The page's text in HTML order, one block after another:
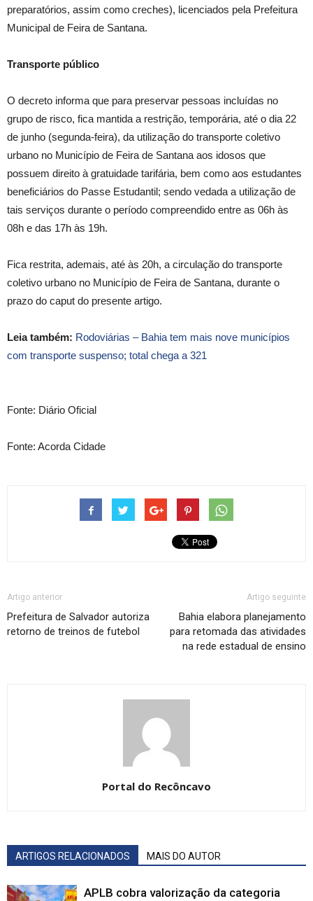
preparatórios, assim como creches), licenciados pela Prefeitura
Municipal de Feira de Santana.
Transporte público
O decreto informa que para preservar pessoas incluídas no
grupo de risco, fica mantida a restrição, temporária, até o dia 22
de junho (segunda-feira), da utilização do transporte coletivo
urbano no Município de Feira de Santana aos idosos que
possuem direito à gratuidade tarifária, bem como aos estudantes
beneficiários do Passe Estudantil; sendo vedada a utilização de
tais serviços durante o período compreendido entre as 06h às
08h e das 17h às 19h.
Fica restrita, ademais, até às 20h, a circulação do transporte
coletivo urbano no Município de Feira de Santana, durante o
prazo do caput do presente artigo.
Leia também: Rodoviárias – Bahia tem mais nove municípios
com transporte suspenso; total chega a 321
Fonte: Diário Oficial
Fonte: Acorda Cidade
Artigo anterior
Prefeitura de Salvador autoriza
retorno de treinos de futebol
Artigo seguinte
Bahia elabora planejamento
para retomada das atividades
na rede estadual de ensino
Portal do Recôncavo
ARTIGOS RELACIONADOS MAIS DO AUTOR
APLB cobra valorização da categoria